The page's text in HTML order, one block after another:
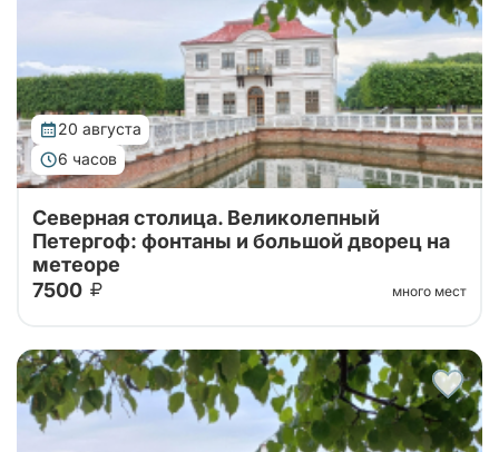
20 августа
6 часов
Петербурга в Петергоф на метеоре туда и обратно!
Поющие фонтаны с экскурсоводом, Большой
Императорский Дворец, Гроты Большого...
Северная столица. Великолепный
Петергоф: фонтаны и большой дворец на
метеоре
7500
много мест